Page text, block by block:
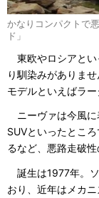
かなりコンパクトで
ド」
東欧やロシアとい
り馴染みがありま
モデルといえばラ
ニーヴァは今風に
SUVといったとこ
るなど、悪路走破性
誕生は1977年。
おり、近年はメカ